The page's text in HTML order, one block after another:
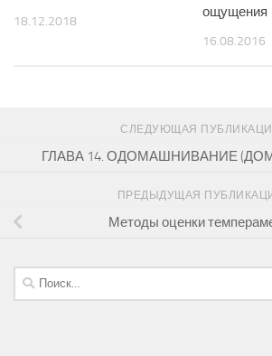
18.12.2018
ощущения
16.08.2016
СЛЕДУЮЩАЯ
ГЛАВА 14. ОДОМАШНИВАНИЕ
ПРЕДЫДУЩАЯ
Методы оценки
Найти: